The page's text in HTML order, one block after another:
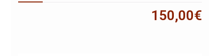
150,00€